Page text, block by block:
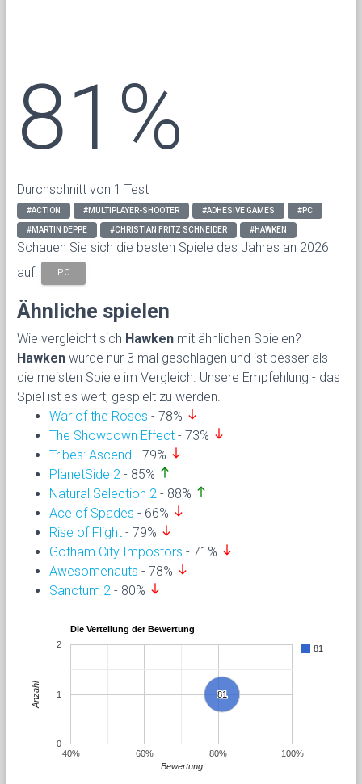
81%
Durchschnitt von 1 Test
#ACTION #MULTIPLAYER-SHOOTER #ADHESIVE GAMES #PC
#MARTIN DEPPE #CHRISTIAN FRITZ SCHNEIDER #HAWKEN
Schauen Sie sich die besten Spiele des Jahres an 2026
auf:
PC
Ähnliche spielen
Wie vergleicht sich Hawken mit ähnlichen Spielen?
Hawken wurde nur 3 mal geschlagen und ist besser als
die meisten Spiele im Vergleich. Unsere Empfehlung - das
Spiel ist es wert, gespielt zu werden.
War of the Roses - 78% south
The Showdown Effect - 73% south
Tribes: Ascend - 79% south
PlanetSide 2 - 85% north
Natural Selection 2 - 88% north
Ace of Spades - 66% south
Rise of Flight - 79% south
Gotham City Impostors - 71% south
Awesomenauts - 78% south
Sanctum 2 - 80% south
Die Verteilung der Bewertung
81
81
81
40% 60% 80% 100%
0
1
2
Bewertung
Anzahl